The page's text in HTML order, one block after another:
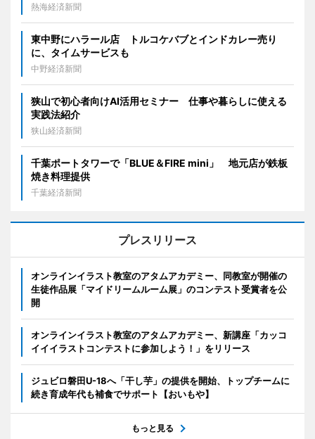
熱海経済新聞
東中野にハラール店 トルコケバブとインドカレー売り
に、タイムサービスも
中野経済新聞
狭山で初心者向けAI活用セミナー 仕事や暮らしに使える
実践法紹介
狭山経済新聞
千葉ポートタワーで「BLUE＆FIRE mini」 地元店が鉄板
焼き料理提供
千葉経済新聞
プレスリリース
オンラインイラスト教室のアタムアカデミー、同教室が開催の
生徒作品展「マイドリームルーム展」のコンテスト受賞者を公
開
オンラインイラスト教室のアタムアカデミー、新講座「カッコ
イイイラストコンテストに参加しよう！」をリリース
ジュビロ磐田U-18へ「干し芋」の提供を開始、トップチームに
続き育成年代も補食でサポート【おいもや】
もっと見る